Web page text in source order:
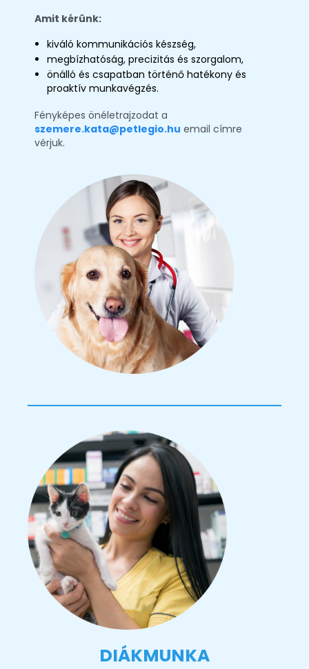
Amit kérünk:
kiváló kommunikációs készség,
megbízhatóság, precizitás és szorgalom,
önálló és csapatban történő hatékony és
proaktív munkavégzés.
Fényképes önéletrajzodat a
szemere.kata@petlegio.hu email címre
vérjuk.
DIÁKMUNKA